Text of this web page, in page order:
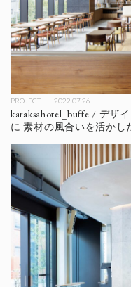
PROJECT 2022.07.26
karaksahotel_buffe / デザ
に 素材の風合いを活かし